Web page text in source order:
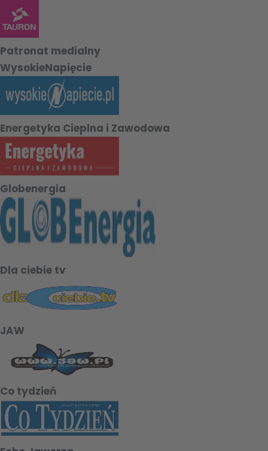
Patronat medialny
WysokieNapięcie
Energetyka Cieplna i Zawodowa
Globenergia
Dla ciebie tv
JAW
Co tydzień